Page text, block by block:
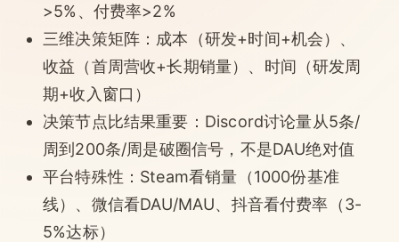
>5%、付费率>2%
三维决策矩阵：成本（研发+时间+机会）、
收益（首周营收+长期销量）、时间（研发周
期+收入窗口）
决策节点比结果重要：Discord讨论量从5条/
周到200条/周是破圈信号，不是DAU绝对值
平台特殊性：Steam看销量（1000份基准
线）、微信看DAU/MAU、抖音看付费率（3-
5%达标）